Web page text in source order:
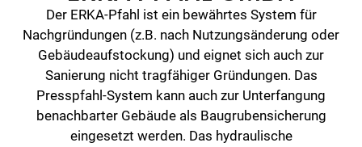
Der ERKA-Pfahl ist ein bewährtes System für
Nachgründungen (z.B. nach Nutzungsänderung oder
Gebäudeaufstockung) und eignet sich auch zur
Sanierung nicht tragfähiger Gründungen. Das
Presspfahl-System kann auch zur Unterfangung
benachbarter Gebäude als Baugrubensicherung
eingesetzt werden. Das hydraulische